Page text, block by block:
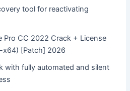
tool for reactivating
Pro CC 2022 Crack + License
x64) [Patch] 2026
with fully automated and silent